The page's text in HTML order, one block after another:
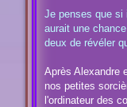
s
a
g
Je penses que si
aurait une
deux de révéler
Après Alexandre
nos petites
l'ordinateur des